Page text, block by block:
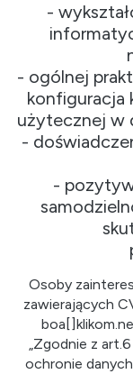
-
- ogólnej
konfiguracja
użytecznej w
-
-
Osoby
zawierających
„Zgodnie z
ochronie